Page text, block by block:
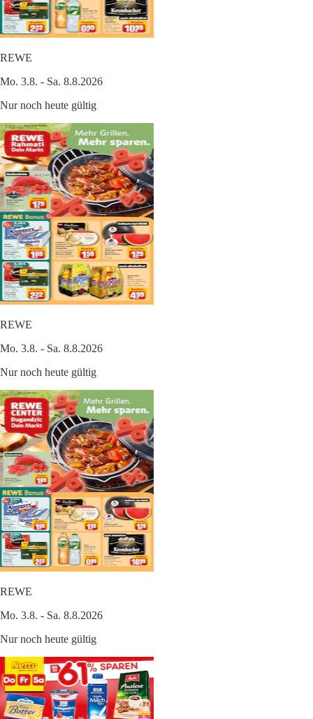
REWE
Mo. 3.8. - Sa. 8.8.2026
Nur noch heute gültig
REWE
Mo. 3.8. - Sa. 8.8.2026
Nur noch heute gültig
REWE
Mo. 3.8. - Sa. 8.8.2026
Nur noch heute gültig